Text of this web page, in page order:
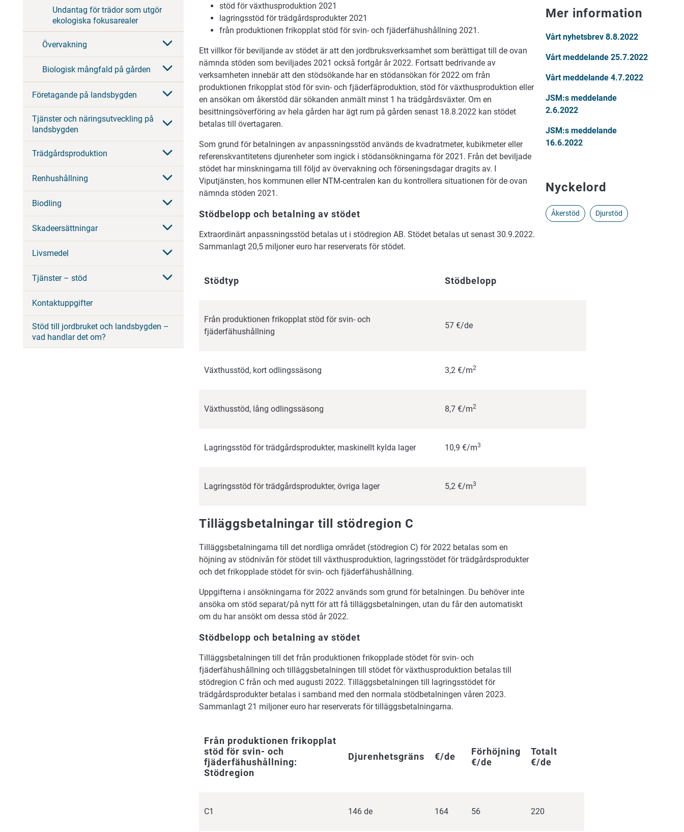
Undantag för trädor som utgör
ekologiska fokusarealer
Övervakning
Biologisk mångfald på gården
Företagande på landsbygden
Tjänster och näringsutveckling på
landsbygden
Trädgårdsproduktion
Renhushållning
Biodling
Skadeersättningar
Livsmedel
Tjänster – stöd
Kontaktuppgifter
Stöd till jordbruket och landsbygden –
vad handlar det om?
stöd för växthusproduktion 2021
lagringsstöd för trädgårdsprodukter 2021
från produktionen frikopplat stöd för svin- och fjäderfähushållning 2021.
Ett villkor för beviljande av stödet är att den jordbruksverksamhet som berättigat till de ovan
nämnda stöden som beviljades 2021 också fortgår år 2022. Fortsatt bedrivande av
verksamheten innebär att den stödsökande har en stödansökan för 2022 om från
produktionen frikopplat stöd för svin- och fjäderfäproduktion, stöd för växthusproduktion eller
en ansökan om åkerstöd där sökanden anmält minst 1 ha trädgårdsväxter. Om en
besittningsöverföring av hela gården har ägt rum på gården senast 18.8.2022 kan stödet
betalas till övertagaren.
Som grund för betalningen av anpassningsstöd används de kvadratmeter, kubikmeter eller
referenskvantitetens djurenheter som ingick i stödansökningarna för 2021. Från det beviljade
stödet har minskningarna till följd av övervakning och förseningsdagar dragits av. I
Viputjänsten, hos kommunen eller NTM-centralen kan du kontrollera situationen för de ovan
nämnda stöden 2021.
Stödbelopp och betalning av stödet
Extraordinärt anpassningsstöd betalas ut i stödregion AB. Stödet betalas ut senast 30.9.2022.
Sammanlagt 20,5 miljoner euro har reserverats för stödet.
Stödtyp Stödbelopp
Från produktionen frikopplat stöd för svin- och
fjäderfähushållning
57 €/de
Växthusstöd, kort odlingssäsong 3,2 €/m2
Växthusstöd, lång odlingssäsong 8,7 €/m2
Lagringsstöd för trädgårdsprodukter, maskinellt kylda lager 10,9 €/m3
Lagringsstöd för trädgårdsprodukter, övriga lager 5,2 €/m3
Tilläggsbetalningar till stödregion C
Tilläggsbetalningarna till det nordliga området (stödregion C) för 2022 betalas som en
höjning av stödnivån för stödet till växthusproduktion, lagringsstödet för trädgårdsprodukter
och det frikopplade stödet för svin- och fjäderfähushållning.
Uppgifterna i ansökningarna för 2022 används som grund för betalningen. Du behöver inte
ansöka om stöd separat/på nytt för att få tilläggsbetalningen, utan du får den automatiskt
om du har ansökt om dessa stöd år 2022.
Stödbelopp och betalning av stödet
Tilläggsbetalningen till det från produktionen frikopplade stödet för svin- och
fjäderfähushållning och tilläggsbetalningen till stödet för växthusproduktion betalas till
stödregion C från och med augusti 2022. Tilläggsbetalningen till lagringsstödet för
trädgårdsprodukter betalas i samband med den normala stödbetalningen våren 2023.
Sammanlagt 21 miljoner euro har reserverats för tilläggsbetalningarna.
Från produktionen frikopplat
stöd för svin- och
fjäderfähushållning:
Stödregion
Djurenhetsgräns €/de
Förhöjning
€/de
Totalt
€/de
C1 146 de 164 56 220
Mer information
Vårt nyhetsbrev 8.8.2022
Vårt meddelande 25.7.2022
Vårt meddelande 4.7.2022
JSM:s meddelande
2.6.2022
JSM:s meddelande
16.6.2022
Nyckelord
Åkerstöd Djurstöd